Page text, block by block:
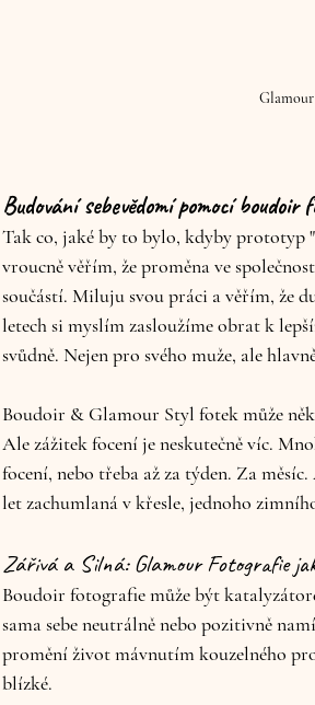
Glamour
Budování sebevědomí pomocí boudoir
Tak co, jaké by to bylo, kdyby prototyp
vroucně věřím, že proměna ve
součástí. Miluju svou práci a věřím, že
letech si myslím zasloužíme obrat k
svůdně. Nejen pro svého muže, ale
Boudoir & Glamour Styl fotek může
Ale zážitek focení je neskutečně víc.
focení, nebo třeba až za týden. Za
let zachumlaná v křesle, jednoho
Zářivá a Silná: Glamour Fotografie
Boudoir fotografie může být
sama sebe neutrálně nebo pozitivně
promění život mávnutím kouzelného
blízké.